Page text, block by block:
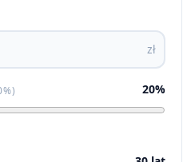
zł
) 20%